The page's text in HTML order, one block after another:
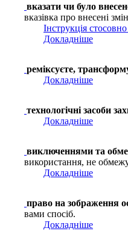
вказати чи було
вказівка про внесені
Інструкція
Докладніше
реміксуєте,
Докладніше
технологічні засоби
Докладніше
виключеннями та
використання, не
Докладніше
право на зображення
вами спосіб.
Докладніше